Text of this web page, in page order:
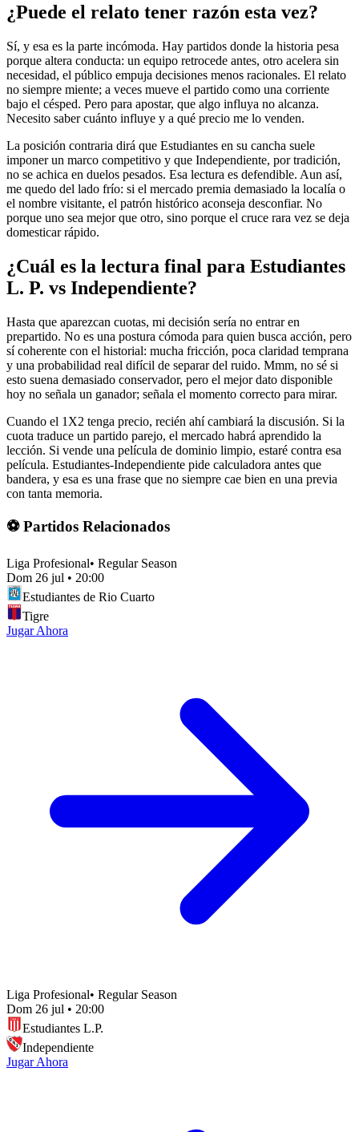
¿Puede el relato tener razón esta vez?
Sí, y esa es la parte incómoda. Hay partidos donde la historia pesa
porque altera conducta: un equipo retrocede antes, otro acelera sin
necesidad, el público empuja decisiones menos racionales. El relato
no siempre miente; a veces mueve el partido como una corriente
bajo el césped. Pero para apostar, que algo influya no alcanza.
Necesito saber cuánto influye y a qué precio me lo venden.
La posición contraria dirá que Estudiantes en su cancha suele
imponer un marco competitivo y que Independiente, por tradición,
no se achica en duelos pesados. Esa lectura es defendible. Aun así,
me quedo del lado frío: si el mercado premia demasiado la localía o
el nombre visitante, el patrón histórico aconseja desconfiar. No
porque uno sea mejor que otro, sino porque el cruce rara vez se deja
domesticar rápido.
¿Cuál es la lectura final para Estudiantes
L. P. vs Independiente?
Hasta que aparezcan cuotas, mi decisión sería no entrar en
prepartido. No es una postura cómoda para quien busca acción, pero
sí coherente con el historial: mucha fricción, poca claridad temprana
y una probabilidad real difícil de separar del ruido. Mmm, no sé si
esto suena demasiado conservador, pero el mejor dato disponible
hoy no señala un ganador; señala el momento correcto para mirar.
Cuando el 1X2 tenga precio, recién ahí cambiará la discusión. Si la
cuota traduce un partido parejo, el mercado habrá aprendido la
lección. Si vende una película de dominio limpio, estaré contra esa
película. Estudiantes-Independiente pide calculadora antes que
bandera, y esa es una frase que no siempre cae bien en una previa
con tanta memoria.
⚽ Partidos Relacionados
Liga Profesional• Regular Season
Dom 26 jul • 20:00
Estudiantes de Rio Cuarto
Tigre
Jugar Ahora
Liga Profesional• Regular Season
Dom 26 jul • 20:00
Estudiantes L.P.
Independiente
Jugar Ahora